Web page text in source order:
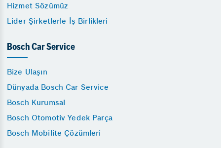
Hizmet Sözümüz
Lider Şirketlerle İş Birlikleri
Bosch Car Service
Bize Ulaşın
Dünyada Bosch Car Service
Bosch Kurumsal
Bosch Otomotiv Yedek Parça
Bosch Mobilite Çözümleri